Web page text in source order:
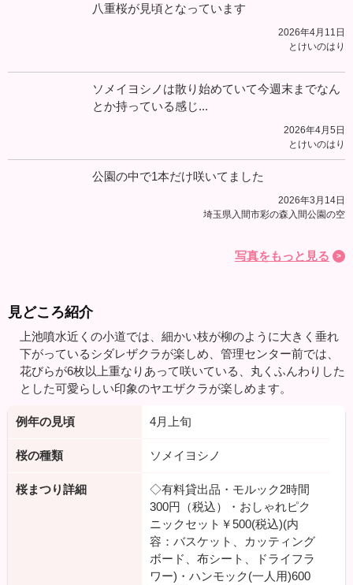
八重桜が見頃となっています
2026年4月11日
とけいのはり
ソメイヨシノは散り始めていて今週末までなん
とか持っている感じ...
2026年4月5日
とけいのはり
公園の中で1本だけ咲いてました
2026年3月14日
埼玉県入間市彩の森入間公園の空
写真をもっと見る
見どころ紹介
上池噴水近くの小道では、細かい枝が柳のように大きく垂れ
下がっているシダレザクラが楽しめ、管理センター前では、
花びらが6枚以上重なりあって咲いている、丸くふんわりした
とした可愛らしい印象のヤエザクラが楽しめます。
例年の見頃 4月上旬
桜の種類 ソメイヨシノ
桜まつり詳細
◇有料貸出品・モルック2時間
300円（税込）・おしゃれピク
ニックセット￥500(税込)(内
容：バスケット、カッティング
ボード、布シート、ドライフラ
ワー)・ハンモック(一人用)600